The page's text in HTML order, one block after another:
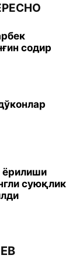
содир
ёрилиши
суюқлик